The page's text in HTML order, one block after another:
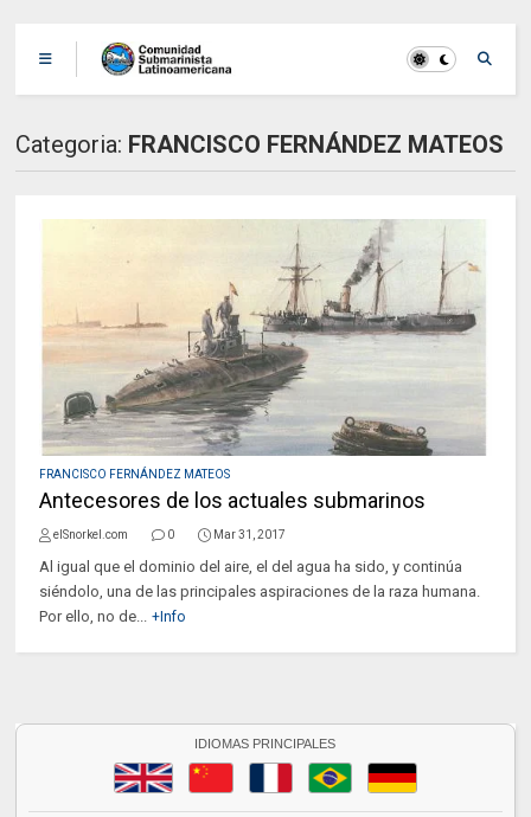
Categoria: FRANCISCO FERNÁNDEZ MATEOS
FRANCISCO FERNÁNDEZ MATEOS
Antecesores de los actuales submarinos
elSnorkel.com 0 Mar 31, 2017
Al igual que el dominio del aire, el del agua ha sido, y continúa
siéndolo, una de las principales aspiraciones de la raza humana.
Por ello, no de... +Info
IDIOMAS PRINCIPALES